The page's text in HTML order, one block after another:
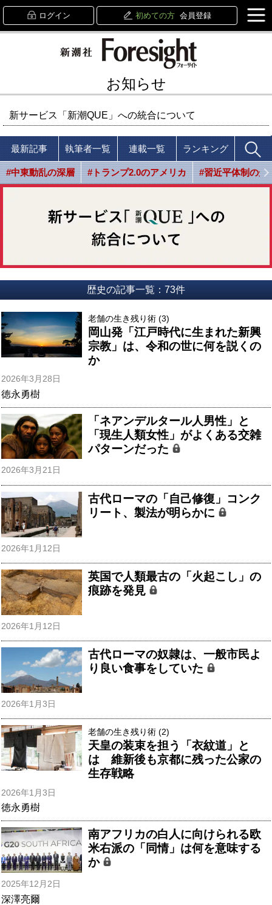
ログイン 初めての方 会員登録
お知らせ
新サービス「新潮QUE」への統合について
最新記事 執筆者一覧 連載一覧 ランキング
#中東動乱の深層 #トランプ2.0のアメリカ #習近平体制の光
歴史の記事一覧：73件
老舗の生き残り術 (3)
岡山発「江戸時代に生まれた新興
宗教」は、令和の世に何を説くの
か
2026年3月28日
徳永勇樹
「ネアンデルタール人男性」と
「現生人類女性」がよくある交雑
パターンだった
2026年3月21日
古代ローマの「自己修復」コンク
リート、製法が明らかに
2026年1月12日
英国で人類最古の「火起こし」の
痕跡を発見
2026年1月12日
古代ローマの奴隷は、一般市民よ
り良い食事をしていた
2026年1月3日
老舗の生き残り術 (2)
天皇の装束を担う「衣紋道」と
は 維新後も京都に残った公家の
生存戦略
2026年1月3日
徳永勇樹
南アフリカの白人に向けられる欧
米右派の「同情」は何を意味する
か
2025年12月2日
深澤亮爾